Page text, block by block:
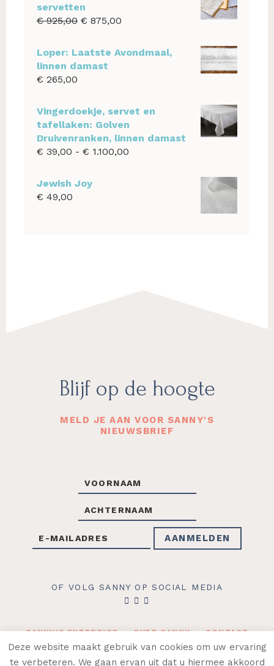
servetten
€925,00 Oorspronkelijke
was:
€ 925,00.
€ 875,00
Loper: Laatste Avondmaal,
linnen damast
€ 265,00
Vingerdoekje, servet en
tafellaken: Golven
Druivenranken, linnen damast
€ 39,00 - € 1.100,00
Jewish Joy
€ 49,00
FooterBlijf op de hoogte
MELD JE AAN VOOR SANNY'S
NIEUWSBRIEF
OF VOLG SANNY OP SOCIAL MEDIA
SANNY’S EXPERTISE OVER SANNY
CONTACT
WEBLOG
WEBSHOP
Deze website maakt gebruik van cookies om uw ervaring
te verbeteren. We gaan ervan uit dat u hiermee akkoord